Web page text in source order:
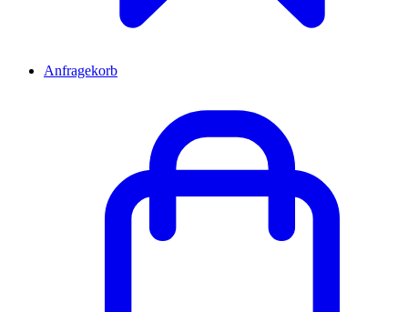
Anfragekorb